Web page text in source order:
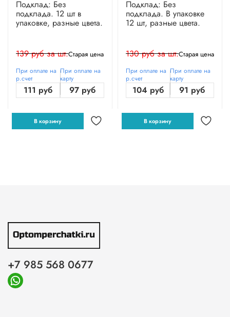
Подклад: Без
подклада. 12 шт в
упаковке, разные цвета.
139 руб за шт.Старая цена
При оплате на
р.счет
111 руб
При оплате на
карту
97 руб
В корзину
Подклад: Без
подклада. В упаковке
12 шт, разные цвета.
130 руб за шт.Старая цена
При оплате на
р.счет
104 руб
При оплате на
карту
91 руб
В корзину
+7 985 568 0677